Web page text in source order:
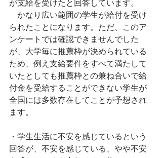
が支給を受けたと回答しています。
かなり広い範囲の学生が給付を受け
られたことになります。ただ、このア
ンケートでは確認できませんでした
が、大学毎に推薦枠が決められている
ため、例え支給要件をすべて満たして
いたとしても推薦枠との兼ね合いで給
付金を受給することができない学生が
全国には多数存在してことが予想され
ます。
・学生生活に不安を感じているという
回答が、不安を感じている、やや不安